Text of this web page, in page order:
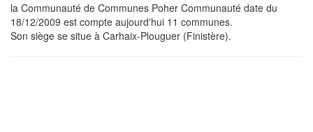
la Communauté de Communes Poher Communauté date du
18/12/2009 est compte aujourd'hui 11 communes.
Son siège se situe à Carhaix-Plouguer (Finistère).